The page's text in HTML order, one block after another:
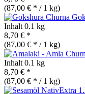
(87,00 € * / 1 kg)
Inhalt 0.1 kg
8,70 € *
(87,00 € * / 1 kg)
Inhalt 0.1 kg
8,70 € *
(87,00 € * / 1 kg)